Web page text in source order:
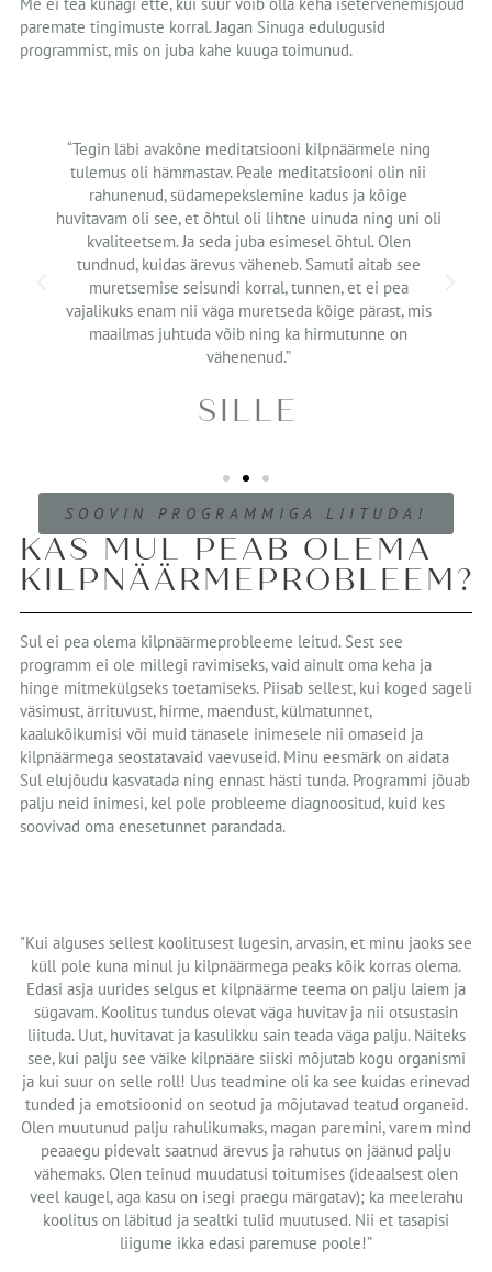
paremate tingimuste korral. Jagan Sinuga edulugusid
programmist, mis on juba kahe kuuga toimunud.
“Tegin läbi avakõne meditatsiooni kilpnäärmele ning
tulemus oli hämmastav. Peale meditatsiooni olin nii
rahunenud, südamepekslemine kadus ja kõige
huvitavam oli see, et õhtul oli lihtne uinuda ning uni oli
kvaliteetsem. Ja seda juba esimesel õhtul. Olen
tundnud, kuidas ärevus väheneb. Samuti aitab see
muretsemise seisundi korral, tunnen, et ei pea
vajalikuks enam nii väga muretseda kõige pärast, mis
maailmas juhtuda võib ning ka hirmutunne on
vähenenud.”
SILLE
SOOVIN PROGRAMMIGA LIITUDA!
KAS MUL PEAB OLEMA
KILPNÄÄRMEPROBLEEM?
Sul ei pea olema kilpnäärmeprobleeme leitud. Sest see
programm ei ole millegi ravimiseks, vaid ainult oma keha ja
hinge mitmekülgseks toetamiseks. Piisab sellest, kui koged sageli
väsimust, ärrituvust, hirme, maendust, külmatunnet,
kaalukõikumisi või muid tänasele inimesele nii omaseid ja
kilpnäärmega seostatavaid vaevuseid. Minu eesmärk on aidata
Sul elujõudu kasvatada ning ennast hästi tunda. Programmi jõuab
palju neid inimesi, kel pole probleeme diagnoositud, kuid kes
soovivad oma enesetunnet parandada.
"Kui alguses sellest koolitusest lugesin, arvasin, et minu jaoks see
küll pole kuna minul ju kilpnäärmega peaks kõik korras olema.
Edasi asja uurides selgus et kilpnäärme teema on palju laiem ja
sügavam. Koolitus tundus olevat väga huvitav ja nii otsustasin
liituda. Uut, huvitavat ja kasulikku sain teada väga palju. Näiteks
see, kui palju see väike kilpnääre siiski mõjutab kogu organismi
ja kui suur on selle roll! Uus teadmine oli ka see kuidas erinevad
tunded ja emotsioonid on seotud ja mõjutavad teatud organeid.
Olen muutunud palju rahulikumaks, magan paremini, varem mind
peaaegu pidevalt saatnud ärevus ja rahutus on jäänud palju
vähemaks. Olen teinud muudatusi toitumises (ideaalsest olen
veel kaugel, aga kasu on isegi praegu märgatav); ka meelerahu
koolitus on läbitud ja sealtki tulid muutused. Nii et tasapisi
liigume ikka edasi paremuse poole!”